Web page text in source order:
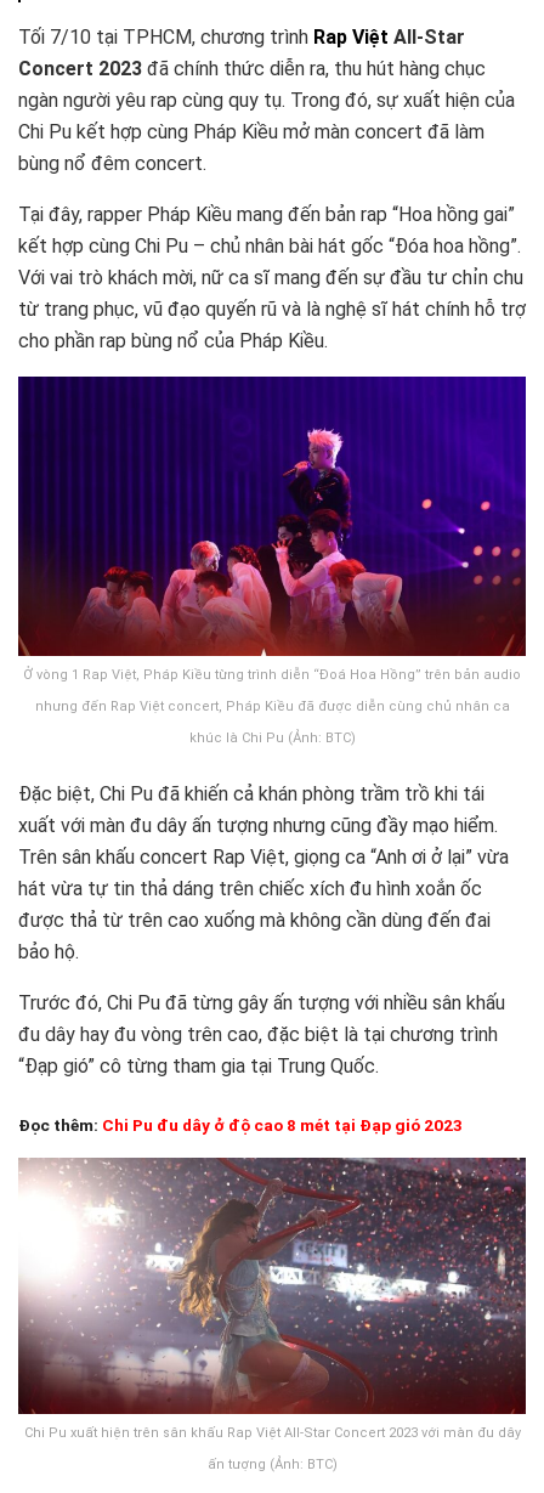
Tối 7/10 tại TPHCM, chương trình Rap Việt All-Star
Concert 2023 đã chính thức diễn ra, thu hút hàng chục
ngàn người yêu rap cùng quy tụ. Trong đó, sự xuất hiện của
Chi Pu kết hợp cùng Pháp Kiều mở màn concert đã làm
bùng nổ đêm concert.
Tại đây, rapper Pháp Kiều mang đến bản rap “Hoa hồng gai”
kết hợp cùng Chi Pu – chủ nhân bài hát gốc “Đóa hoa hồng”.
Với vai trò khách mời, nữ ca sĩ mang đến sự đầu tư chỉn chu
từ trang phục, vũ đạo quyến rũ và là nghệ sĩ hát chính hỗ trợ
cho phần rap bùng nổ của Pháp Kiều.
Ở vòng 1 Rap Việt, Pháp Kiều từng trình diễn “Đoá Hoa Hồng” trên bản audio
nhưng đến Rap Việt concert, Pháp Kiều đã được diễn cùng chủ nhân ca
khúc là Chi Pu (Ảnh: BTC)
Đặc biệt, Chi Pu đã khiến cả khán phòng trầm trồ khi tái
xuất với màn đu dây ấn tượng nhưng cũng đầy mạo hiểm.
Trên sân khấu concert Rap Việt, giọng ca “Anh ơi ở lại” vừa
hát vừa tự tin thả dáng trên chiếc xích đu hình xoắn ốc
được thả từ trên cao xuống mà không cần dùng đến đai
bảo hộ.
Trước đó, Chi Pu đã từng gây ấn tượng với nhiều sân khấu
đu dây hay đu vòng trên cao, đặc biệt là tại chương trình
“Đạp gió” cô từng tham gia tại Trung Quốc.
Đọc thêm: Chi Pu đu dây ở độ cao 8 mét tại Đạp gió 2023
Chi Pu xuất hiện trên sân khấu Rap Việt All-Star Concert 2023 với màn đu dây
ấn tượng (Ảnh: BTC)